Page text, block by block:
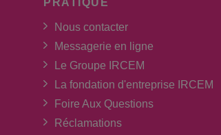
Nous contacter
Messagerie en ligne
Le Groupe IRCEM
La fondation d'entreprise IRCEM
Foire Aux Questions
Réclamations